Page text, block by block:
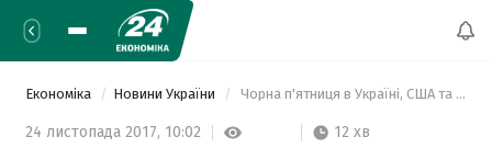
Економіка Новини України Чорна п'ятниця в Україні, США та Європі 2017: де шукати вигідні знижки та розпродажі
24 листопада 2017, 10:02 12 хв